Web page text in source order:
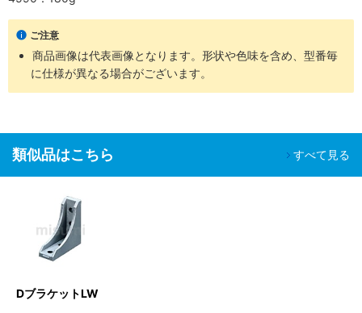
ご注意
商品画像は代表画像となります。形状や色味を含め、型番毎
に仕様が異なる場合がございます。
類似品はこちら すべて見る
DブラケットLW